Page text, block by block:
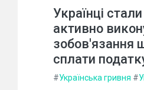
Українці
активно
зобов'язання
сплати
#Українська гривня #